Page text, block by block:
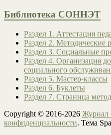
Библиотека СОННЭТ
Раздел 1. Аттестация
Раздел 2. Методические
Раздел 3. Социальные
Раздел 4. Организация
социального
Раздел 5. Мастер-классы
Раздел 6. Буклеты
Раздел 7. Страница
Copyright © 2016-2026
конфиденциальности. Тема